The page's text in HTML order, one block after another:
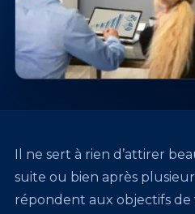
Il ne sert à rien d’attirer
suite ou bien après
répondent aux objectifs de